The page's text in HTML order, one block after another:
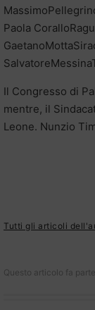
Paola
Il Congresso di
mentre, il
Leone. Nunzio
Tutti gli articoli
Questo articolo fa